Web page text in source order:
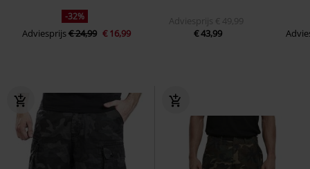
-32%
Adviesprijs€ 24,99 € 16,99
Adviesprijs
€ 49,99
€ 43,99